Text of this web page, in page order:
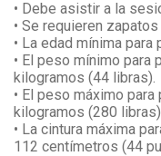
• Debe asistir a la
• Se requieren
• La edad mínima
• El peso mínimo para
kilogramos (44 libras).
• El peso máximo
kilogramos (280
• La cintura máxima
112 centímetros (44